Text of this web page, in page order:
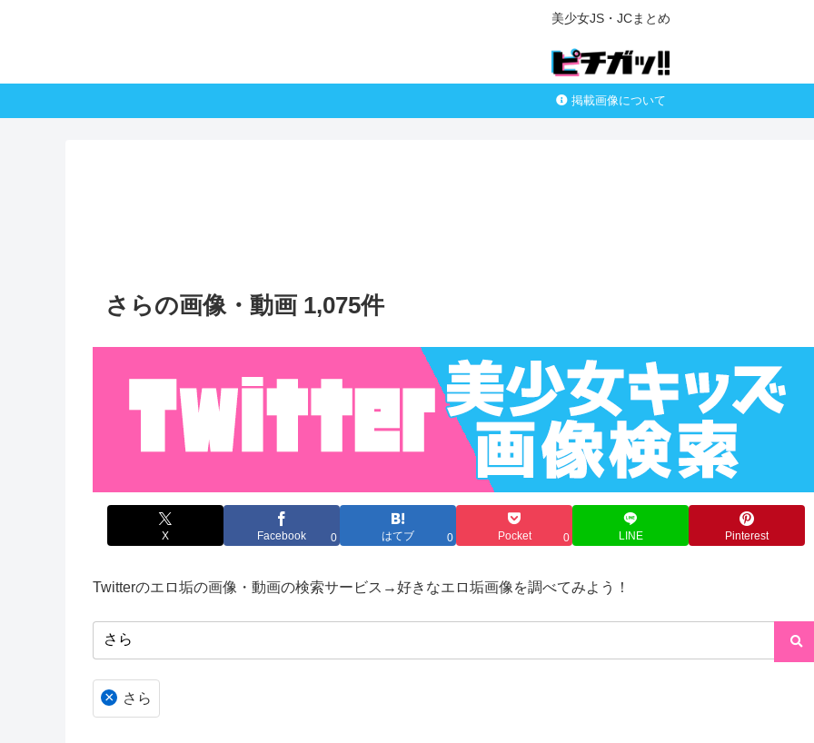
美少女JS・JCまとめ
掲載画像について
さらの画像・動画 1,075件
X Facebook 0 はてブ 0 Pocket 0 LINE Pinterest
Twitterのエロ垢の画像・動画の検索サービス→好きなエロ垢画像を調べてみよう！
× さら